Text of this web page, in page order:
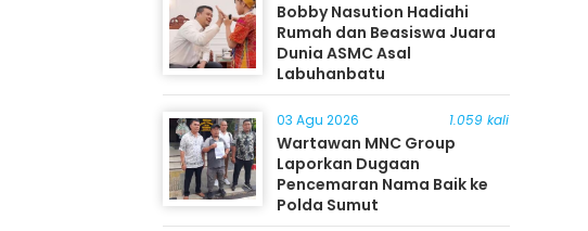
Bobby Nasution Hadiahi
Rumah dan Beasiswa Juara
Dunia ASMC Asal
Labuhanbatu
03 Agu 2026 1.059 kali
Wartawan MNC Group
Laporkan Dugaan
Pencemaran Nama Baik ke
Polda Sumut